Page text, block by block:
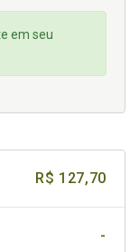
em seu
R$ 127,70
-